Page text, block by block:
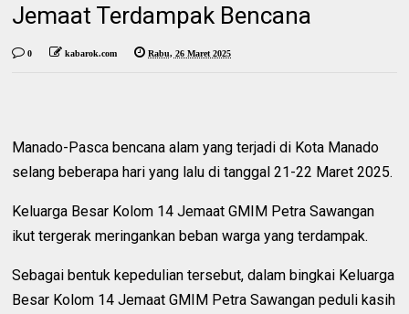
Jemaat Terdampak Bencana
0 kabarok.com Rabu, 26 Maret 2025
Manado-Pasca bencana alam yang terjadi di Kota Manado
selang beberapa hari yang lalu di tanggal 21-22 Maret 2025.
Keluarga Besar Kolom 14 Jemaat GMIM Petra Sawangan
ikut tergerak meringankan beban warga yang terdampak.
Sebagai bentuk kepedulian tersebut, dalam bingkai Keluarga
Besar Kolom 14 Jemaat GMIM Petra Sawangan peduli kasih